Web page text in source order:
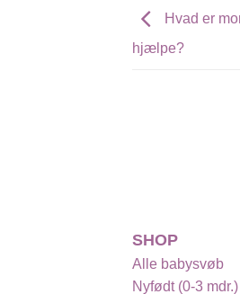
Hvad er
hjælpe?
SHOP
Alle babysvøb
Nyfødt (0-3 mdr.)